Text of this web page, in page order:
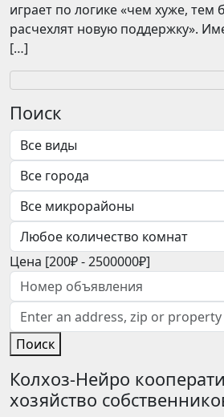
играет по логике «чем хуже, тем
расчехлят новую поддержку».
[…]
Поиск
Цена [200₽-2500000₽]
Поиск
Колхоз-Нейро
хозяйство